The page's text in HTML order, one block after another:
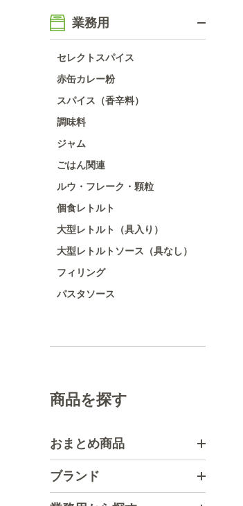
業務用
セレクトスパイス
赤缶カレー粉
スパイス（香辛料）
調味料
ジャム
ごはん関連
ルウ・フレーク・顆粒
個食レトルト
大型レトルト（具入り）
大型レトルトソース（具なし）
フィリング
パスタソース
商品を探す
おまとめ商品
ブランド